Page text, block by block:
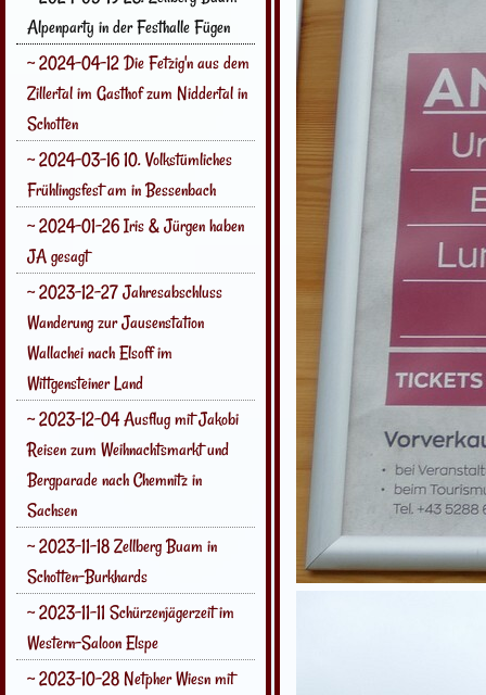
Alpenparty in der Festhalle Fügen
~ 2024-04-12 Die Fetzig'n aus dem
Zillertal im Gasthof zum Niddertal in
Schotten
~ 2024-03-16 10. Volkstümliches
Frühlingsfest am in Bessenbach
~ 2024-01-26 Iris & Jürgen haben
JA gesagt
~ 2023-12-27 Jahresabschluss
Wanderung zur Jausenstation
Wallachei nach Elsoff im
Wittgensteiner Land
~ 2023-12-04 Ausflug mit Jakobi
Reisen zum Weihnachtsmarkt und
Bergparade nach Chemnitz in
Sachsen
~ 2023-11-18 Zellberg Buam in
Schotten-Burkhards
~ 2023-11-11 Schürzenjägerzeit im
Western-Saloon Elspe
~ 2023-10-28 Netpher Wiesn mit